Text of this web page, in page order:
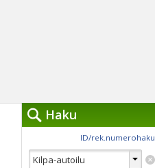
Haku
ID/rek.numerohaku